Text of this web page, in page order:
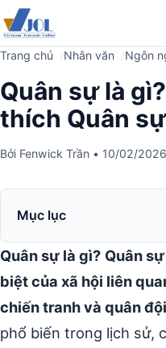
Trang chủ Nhân văn Ngôn
Quân sự là
thích Quân sự
Bởi Fenwick Trần • 10/02/2026
Mục lục
Quân sự là gì? Quân
biệt của xã hội liên
chiến tranh và quân
phổ biến trong lịch sử,